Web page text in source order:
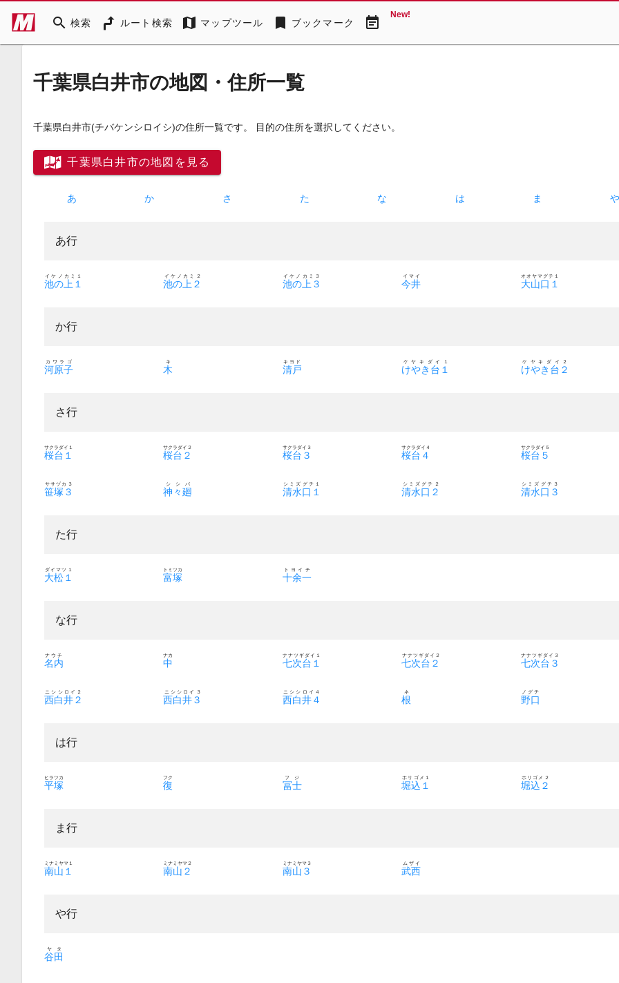
search 検索 ルート検索 map マップツール bookmark ブックマーク event_note New!
千葉県白井市の地図・住所一覧
千葉県白井市(チバケンシロイシ)の住所一覧です。 目的の住所を選択してください。
千葉県白井市の地図を見る
あ か さ た な は ま
あ行
池の上１
イケノカミ１
池の上２
イケノカミ２
池の上３
イケノカミ３
今井
イマイ
大山口１
オオヤマグチ１
か行
河原子
カワラゴ
木
キ
清戸
キヨド
けやき台１
ケヤキダイ１
けやき台２
ケヤキダイ２
さ行
桜台１
サクラダイ１
桜台２
サクラダイ２
桜台３
サクラダイ３
桜台４
サクラダイ４
桜台５
サクラダイ５
笹塚３
ササヅカ３
神々廻
シシバ
清水口１
シミズグチ１
清水口２
シミズグチ２
清水口３
シミズグチ３
た行
大松１
ダイマツ１
富塚
トミツカ
十余一
トヨイチ
な行
名内
ナウチ
中
ナカ
七次台１
ナナツギダイ１
七次台２
ナナツギダイ２
七次台３
ナナツギダイ３
西白井２
ニシシロイ２
西白井３
ニシシロイ３
西白井４
ニシシロイ４
根
ネ
野口
ノグチ
は行
平塚
ヒラツカ
復
フク
冨士
フジ
堀込１
ホリゴメ１
堀込２
ホリゴメ２
ま行
南山１
ミナミヤマ１
南山２
ミナミヤマ２
南山３
ミナミヤマ３
武西
ムザイ
や行
谷田
ヤタ